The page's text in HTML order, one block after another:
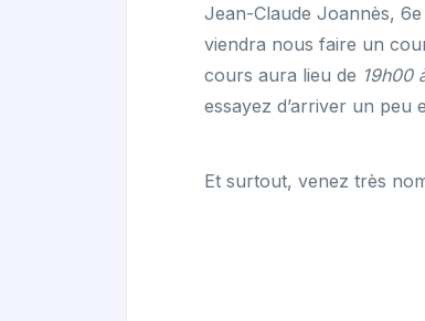
Jean-Claude Joannès,
viendra nous faire un
cours aura lieu de 19h00
essayez d’arriver un peu
Et surtout, venez très